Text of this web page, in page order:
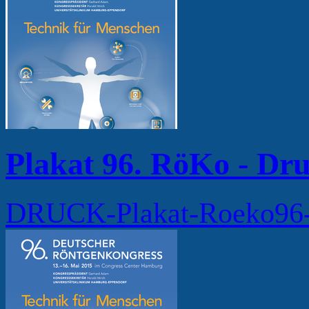
Plakat 96. RöKo -
DRUCK-Plakat-